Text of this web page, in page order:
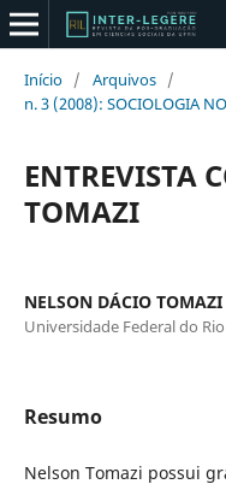
Início / Arquivos /
n. 3 (2008): SOCIOLOGIA
ENTREVISTA
TOMAZI
NELSON DÁCIO TOMAZI
Universidade Federal do
Resumo
Nelson Tomazi possui